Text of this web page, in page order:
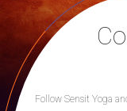
Follow Sensit Yoga